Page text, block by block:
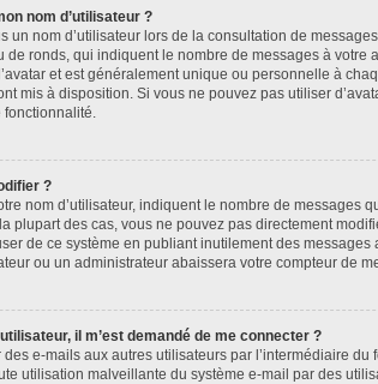
nom d’utilisateur ?
un nom d’utilisateur lors de la consultation de
de ronds, qui indiquent le nombre de messages à
et est généralement unique ou personnelle à
mis à disposition. Si vous ne pouvez pas utiliser
?
nom d’utilisateur, indiquent le nombre de messages
plupart des cas, vous ne pouvez pas directement
de ce système en publiant inutilement des
ou un administrateur abaissera votre compteur de
il m’est demandé de me connecter ?
e-mails aux autres utilisateurs par l’intermédiaire du
utilisation malveillante du système e-mail par des